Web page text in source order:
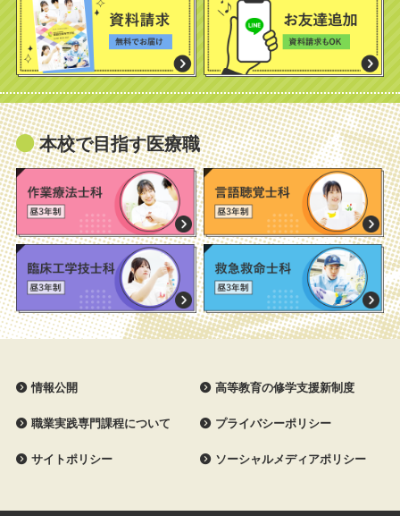
本校で目指す医療職
情報公開 高等教育の修学支援新制度
職業実践専門課程について プライバシーポリシー
サイトポリシー ソーシャルメディアポリシー